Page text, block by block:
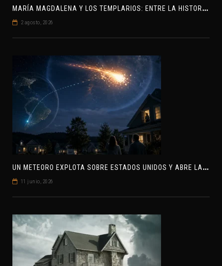
M
ARÍA MAGDALENA Y LOS TEMPLARIOS: ENTRE LA HISTORIA Y EL MISTERIO
2 agosto, 2026
U
N METEORO EXPLOTA SOBRE ESTADOS UNIDOS Y ABRE LA PISTA DE POLAR-IM, UN POSIBLE VISITANTE INTERESTELAR
11 junio, 2026